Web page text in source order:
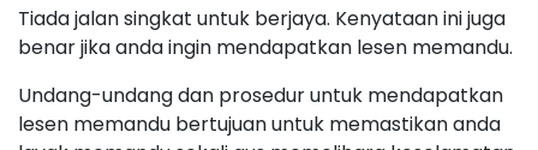
Tiada jalan singkat untuk berjaya. Kenyataan ini juga
benar jika anda ingin mendapatkan lesen memandu.
Undang-undang dan prosedur untuk mendapatkan
lesen memandu bertujuan untuk memastikan anda